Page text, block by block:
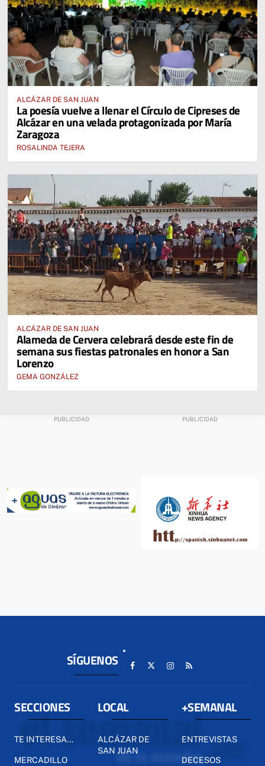
ALCÁZAR DE SAN JUAN
La poesía vuelve a llenar el Círculo de Cipreses de
Alcázar en una velada protagonizada por María
Zaragoza
ROSALINDA TEJERA
ALCÁZAR DE SAN JUAN
Alameda de Cervera celebrará desde este fin de
semana sus fiestas patronales en honor a San
Lorenzo
GEMA GONZÁLEZ
SÍGUENOS
SECCIONES
TE INTERESA...
MERCADILLO
LOCAL
ALCÁZAR DE
SAN JUAN
+SEMANAL
ENTREVISTAS
DECESOS